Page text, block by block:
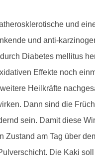
und
und anti-
Diabetes mellitus
Effekte noch
Heilkräfte
Dann sind die
sein. Damit diese
am Tag über
Die Kaki